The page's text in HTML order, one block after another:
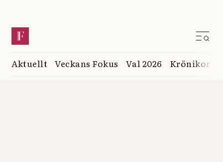
Aktuellt Veckans Fokus Val 2026 Krönikor